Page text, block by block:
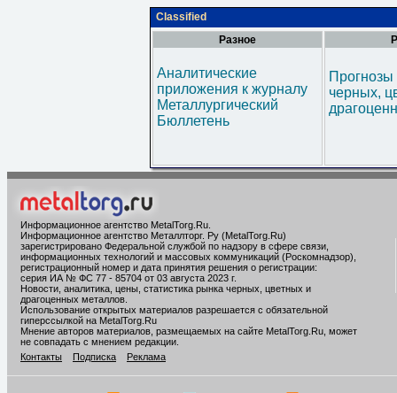
Classified
Разное
Аналитические
приложения к журналу
Металлургический
Бюллетень
черных,
Информационное агентство MetalTorg.Ru
Информационное агентство Металлторг. Ру (MetalTorg.Ru)
зарегистрировано Федеральной службой по надзору в сфере связи,
информационных технологий и массовых коммуникаций (Роскомнадзор),
регистрационный номер и дата принятия решения о регистрации:
серия ИА № ФС 77 - 85704 от 03 августа 2023 г.
Новости, аналитика, цены, статистика рынка черных, цветных и
драгоценных металлов.
Использование открытых материалов разрешается с обязательной
гиперссылкой на MetalTorg.Ru
Мнение авторов материалов, размещаемых на сайте MetalTorg.Ru, может
не совпадать с мнением редакции.
Контакты
Подписка Реклама